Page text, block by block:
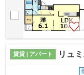
賃貸 | アパート リュ